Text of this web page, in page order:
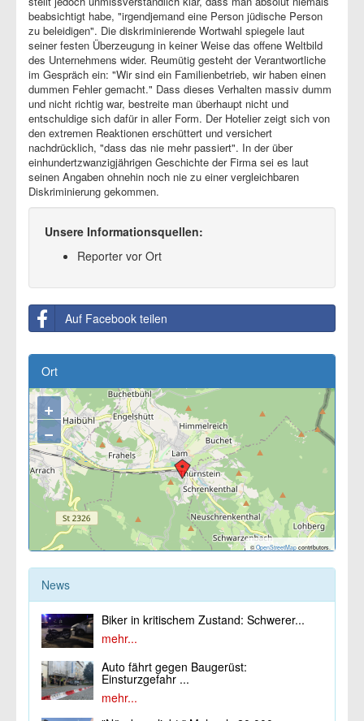
beabsichtigt habe, "irgendjemand eine Person jüdische Person
zu beleidigen". Die diskriminierende Wortwahl spiegele laut
seiner festen Überzeugung in keiner Weise das offene Weltbild
des Unternehmens wider. Reumütig gesteht der Verantwortliche
im Gespräch ein: "Wir sind ein Familienbetrieb, wir haben einen
dummen Fehler gemacht." Dass dieses Verhalten massiv dumm
und nicht richtig war, bestreite man überhaupt nicht und
entschuldige sich dafür in aller Form. Der Hotelier zeigt sich von
den extremen Reaktionen erschüttert und versichert
nachdrücklich, "dass das nie mehr passiert". In der über
einhundertzwanzigjährigen Geschichte der Firma sei es laut
seinen Angaben ohnehin noch nie zu einer vergleichbaren
Diskriminierung gekommen.
Unsere Informationsquellen:
Reporter vor Ort
Auf Facebook teilen
Ort
+
−
© OpenStreetMapcontributors.
News
Biker in kritischem Zustand: Schwerer...
mehr...
Auto fährt gegen Baugerüst:
Einsturzgefahr ...
mehr...